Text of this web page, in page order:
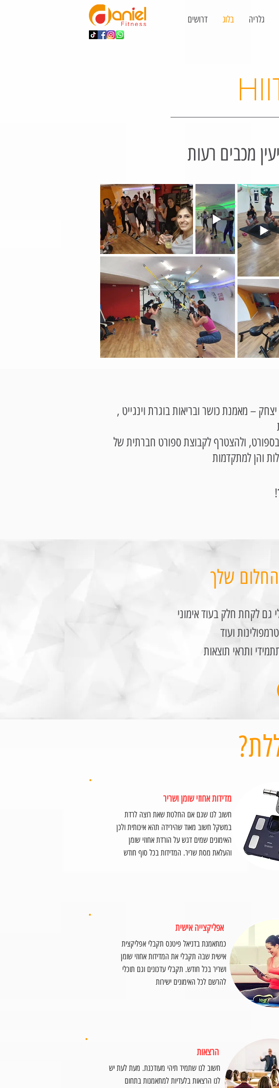
גלריה בלוג דרושים
מכבים רעות
– מאמנת כושר ובריאות בוגרת וינגייט ,
ולהצטרף לקבוצת ספורט חברתית של
שלך
גם לקחת חלק בעוד אימוני
ועוד
ותראי תוצאות
מדידות אחוזי שומן ושריר
חשוב לנו שגם אם החלטת שאת רוצה לרדת
במשקל חשוב מאוד שהירידה תהא איכותית ולכן
האימונים שמים דגש על הורדת אחוזי שומן
והעלאת מסת שריר. המדידות בכל סוף חודש
אפליקצייה אישית
כמתאמנת בדניאל פיטנס תקבלי אפליקצית
אישית שבה תקבלי את המדידות אחוזי שומן
ושריר בכל חודש. תקבלי עדכונים וגם תוכלי
להרשם לכל האימונים ישירות
הרצאות
חשוב לנו שתמיד תיהי מעודכנת. מעת לעת יש
לנו הרצאות בלעדיות למתאמנות בתחום